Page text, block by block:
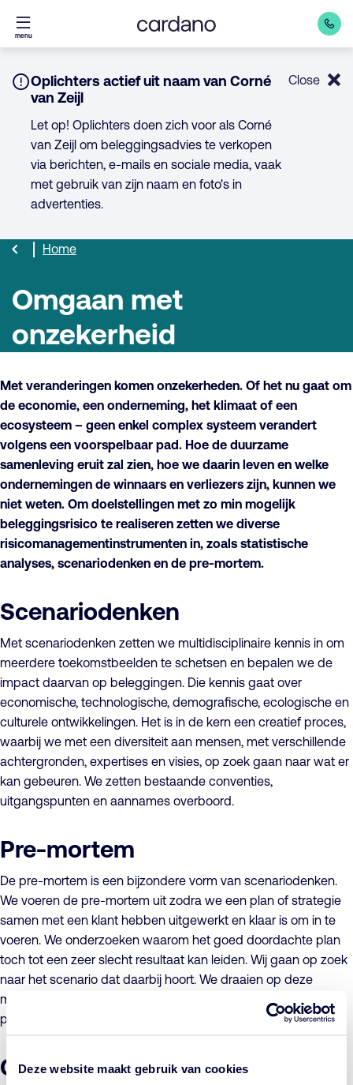
Deze website maakt gebruik van cookies
Direct
naar
menu
Notice:
Oplichters actief uit naam van Corné
van Zeijl
Let op! Oplichters doen zich voor als Corné
van Zeijl om beleggingsadvies te verkopen
via berichten, e-mails en sociale media, vaak
met gebruik van zijn naam en foto's in
advertenties.
Close
Home
Omgaan met
onzekerheid
Met veranderingen komen onzekerheden. Of het nu gaat om
de economie, een onderneming, het klimaat of een
ecosysteem – geen enkel complex systeem verandert
volgens een voorspelbaar pad. Hoe de duurzame
samenleving eruit zal zien, hoe we daarin leven en welke
ondernemingen de winnaars en verliezers zijn, kunnen we
niet weten. Om doelstellingen met zo min mogelijk
beleggingsrisico te realiseren zetten we diverse
risicomanagementinstrumenten in, zoals statistische
analyses, scenariodenken en de pre-mortem.
Scenariodenken
Met scenariodenken zetten we multidisciplinaire kennis in om
meerdere toekomstbeelden te schetsen en bepalen we de
impact daarvan op beleggingen. Die kennis gaat over
economische, technologische, demografische, ecologische en
culturele ontwikkelingen. Het is in de kern een creatief proces,
waarbij we met een diversiteit aan mensen, met verschillende
achtergronden, expertises en visies, op zoek gaan naar wat er
kan gebeuren. We zetten bestaande conventies,
uitgangspunten en aannames overboord.
Pre-mortem
De pre-mortem is een bijzondere vorm van scenariodenken.
We voeren de pre-mortem uit zodra we een plan of strategie
samen met een klant hebben uitgewerkt en klaar is om in te
voeren. We onderzoeken waarom het goed doordachte plan
toch tot een zeer slecht resultaat kan leiden. Wij gaan op zoek
naar het scenario dat daarbij hoort. We draaien op deze
manier oorzaak en gevolg om, hetgeen leidt tot ideeën en
perspectieven op het plan die nog verborgen waren.
Combineren van instrumenten